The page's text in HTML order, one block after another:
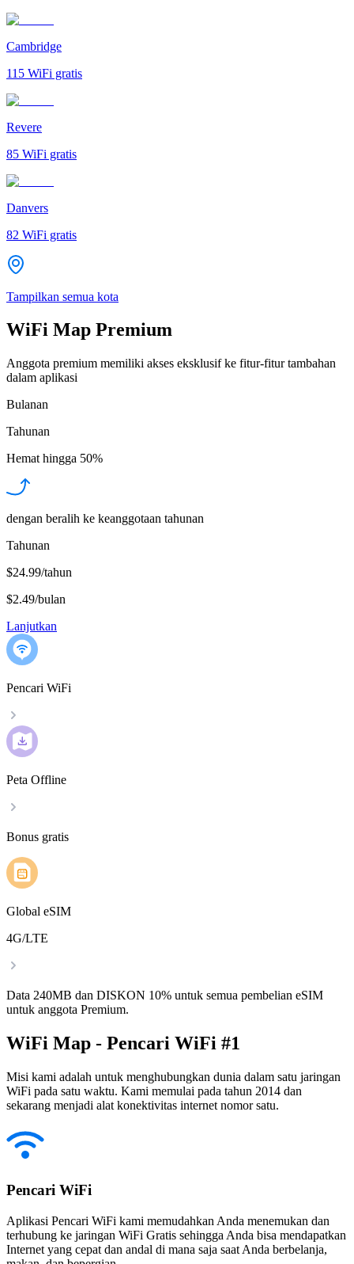
Cambridge
115 WiFi gratis
Revere
85 WiFi gratis
Danvers
82 WiFi gratis
Tampilkan semua kota
WiFi Map Premium
Anggota premium memiliki akses eksklusif ke fitur-fitur tambahan
dalam aplikasi
Bulanan
Tahunan
Hemat hingga 50%
dengan beralih ke keanggotaan tahunan
Tahunan
$24.99/tahun
$2.49/bulan
Lanjutkan
Pencari WiFi
Peta Offline
Bonus gratis
Global eSIM
4G/LTE
Data 240MB dan DISKON 10% untuk semua pembelian eSIM
untuk anggota Premium.
WiFi Map - Pencari WiFi #1
Misi kami adalah untuk menghubungkan dunia dalam satu jaringan
WiFi pada satu waktu. Kami memulai pada tahun 2014 dan
sekarang menjadi alat konektivitas internet nomor satu.
Pencari WiFi
Aplikasi Pencari WiFi kami memudahkan Anda menemukan dan
terhubung ke jaringan WiFi Gratis sehingga Anda bisa mendapatkan
Internet yang cepat dan andal di mana saja saat Anda berbelanja,